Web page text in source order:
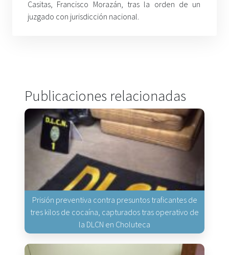
Casitas, Francisco Morazán, tras la orden de un
juzgado con jurisdicción nacional.
Publicaciones relacionadas
Prisión preventiva contra presuntos traficantes de
tres kilos de cocaína, capturados tras operativo de
la DLCN en Choluteca